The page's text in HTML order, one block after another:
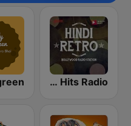
Hindi Retro Hits Radio